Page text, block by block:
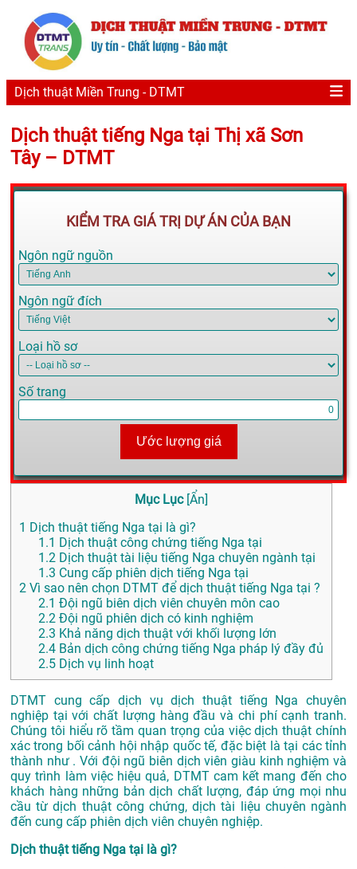
Dịch thuật Miền Trung - DTMT
Dịch thuật tiếng Nga tại Thị xã Sơn
Tây – DTMT
KIỂM TRA GIÁ TRỊ DỰ ÁN CỦA BẠN
Ngôn ngữ nguồn
Ngôn ngữ đích
Loại hồ sơ
Số trang
Ước lượng giá
Mục Lục [Ẩn]
1 Dịch thuật tiếng Nga tại là gì?
1.1 Dịch thuật công chứng tiếng Nga tại
1.2 Dịch thuật tài liệu tiếng Nga chuyên ngành tại
1.3 Cung cấp phiên dịch tiếng Nga tại
2 Vì sao nên chọn DTMT để dịch thuật tiếng Nga tại ?
2.1 Đội ngũ biên dịch viên chuyên môn cao
2.2 Đội ngũ phiên dịch có kinh nghiệm
2.3 Khả năng dịch thuật với khối lượng lớn
2.4 Bản dịch công chứng tiếng Nga pháp lý đầy đủ
2.5 Dịch vụ linh hoạt
DTMT cung cấp dịch vụ dịch thuật tiếng Nga chuyên
nghiệp tại với chất lượng hàng đầu và chi phí cạnh tranh.
Chúng tôi hiểu rõ tầm quan trọng của việc dịch thuật chính
xác trong bối cảnh hội nhập quốc tế, đặc biệt là tại các tỉnh
thành như . Với đội ngũ biên dịch viên giàu kinh nghiệm và
quy trình làm việc hiệu quả, DTMT cam kết mang đến cho
khách hàng những bản dịch chất lượng, đáp ứng mọi nhu
cầu từ dịch thuật công chứng, dịch tài liệu chuyên ngành
đến cung cấp phiên dịch viên chuyên nghiệp.
Dịch thuật tiếng Nga tại là gì?